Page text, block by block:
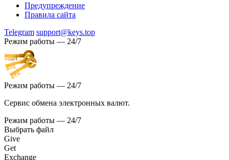
Предупреждение
Правила сайта
Telegram support@keys.top
Режим работы — 24/7
Режим работы — 24/7
Сервис обмена электронных валют.
Режим работы — 24/7
Выбрать файл
Give
Get
Exchange